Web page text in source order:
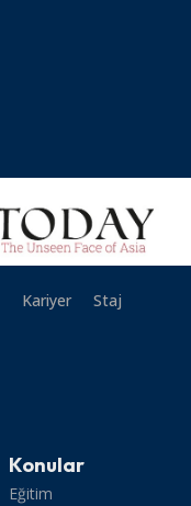
Kariyer
Staj
Konular
Eğitim